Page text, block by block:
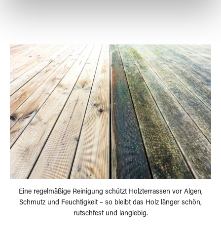
Eine regelmäßige Reinigung schützt Holzterrassen vor Algen,
Schmutz und Feuchtigkeit – so bleibt das Holz länger schön,
rutschfest und langlebig.